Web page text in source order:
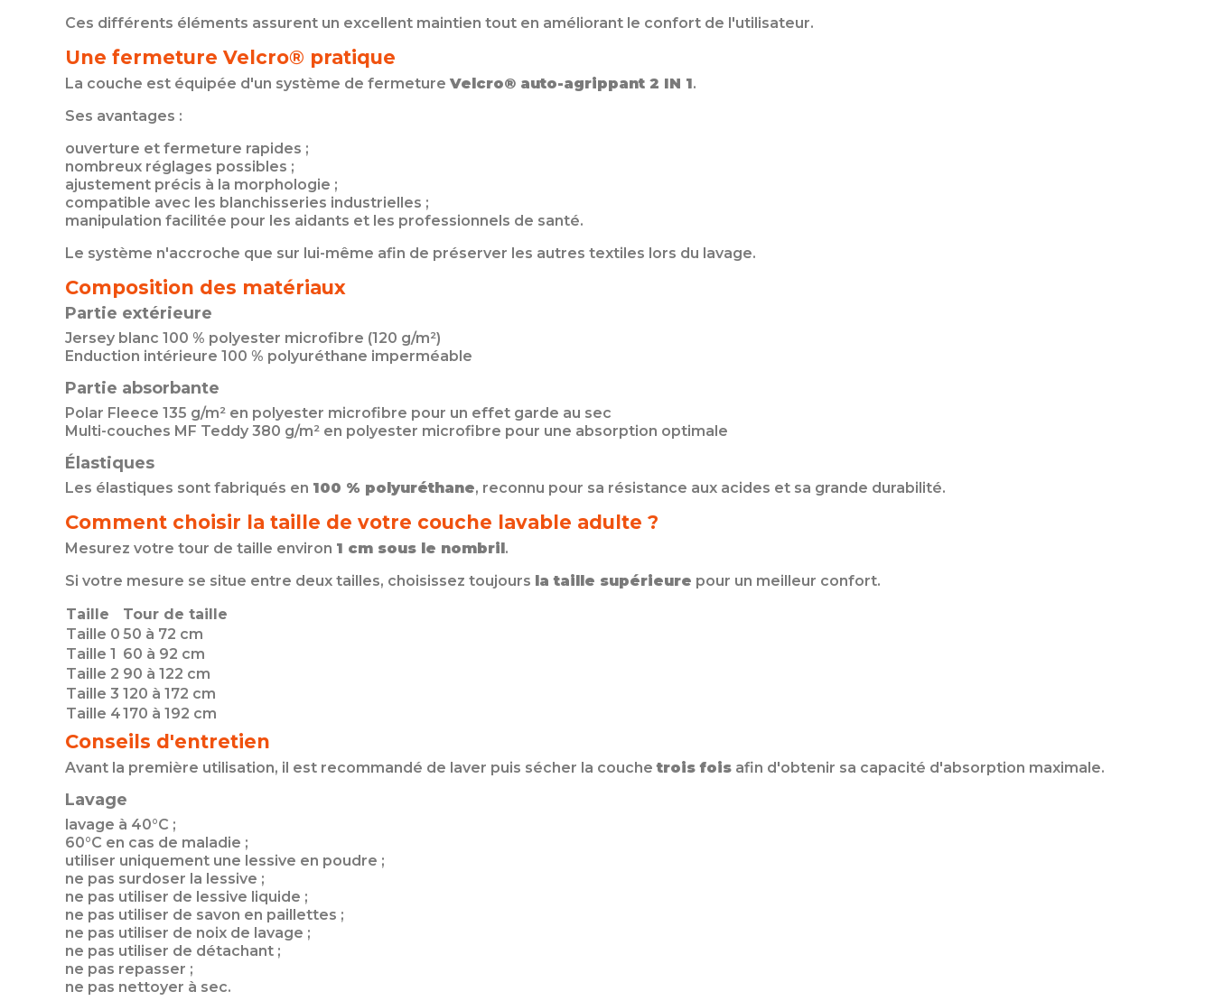
Ces différents éléments assurent un excellent maintien tout en améliorant le confort de l'utilisateur.
Une fermeture Velcro® pratique
La couche est équipée d'un système de fermeture Velcro® auto-agrippant 2 IN 1.
Ses avantages :
ouverture et fermeture rapides ;
nombreux réglages possibles ;
ajustement précis à la morphologie ;
compatible avec les blanchisseries industrielles ;
manipulation facilitée pour les aidants et les professionnels de santé.
Le système n'accroche que sur lui-même afin de préserver les autres textiles lors du lavage.
Composition des matériaux
Partie extérieure
Jersey blanc 100 % polyester microfibre (120 g/m²)
Enduction intérieure 100 % polyuréthane imperméable
Partie absorbante
Polar Fleece 135 g/m² en polyester microfibre pour un effet garde au sec
Multi-couches MF Teddy 380 g/m² en polyester microfibre pour une absorption optimale
Élastiques
Les élastiques sont fabriqués en 100 % polyuréthane, reconnu pour sa résistance aux acides et sa grande durabilité.
Comment choisir la taille de votre couche lavable adulte ?
Mesurez votre tour de taille environ 1 cm sous le nombril.
Si votre mesure se situe entre deux tailles, choisissez toujours la taille supérieure pour un meilleur confort.
Taille
Tour de taille
Taille 0 50 à 72 cm
Taille 1 60 à 92 cm
Taille 2 90 à 122 cm
Taille 3 120 à 172 cm
Taille 4170 à 192 cm
Conseils d'entretien
Avant la première utilisation, il est recommandé de laver puis sécher la couchetrois fois afin d'obtenir sa capacité d'absorption maximale.
Lavage
lavage à 40°C ;
60°C en cas de maladie ;
utiliser uniquement une lessive en poudre ;
ne pas surdoser la lessive ;
ne pas utiliser de lessive liquide ;
ne pas utiliser de savon en paillettes ;
ne pas utiliser de noix de lavage ;
ne pas utiliser de détachant ;
ne pas repasser ;
ne pas nettoyer à sec.